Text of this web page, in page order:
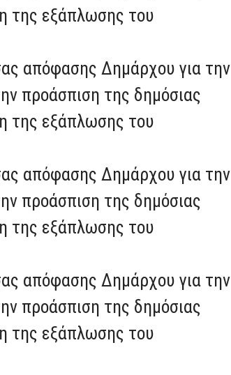
της εξάπλωσης του
απόφασης Δημάρχου για την
προάσπιση της δημόσιας
της εξάπλωσης του
απόφασης Δημάρχου για την
προάσπιση της δημόσιας
της εξάπλωσης του
απόφασης Δημάρχου για την
προάσπιση της δημόσιας
της εξάπλωσης του